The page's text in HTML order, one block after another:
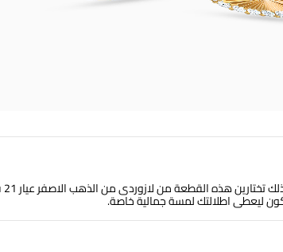
ليعطى اطلالتك لمسة جمالية خاصة.